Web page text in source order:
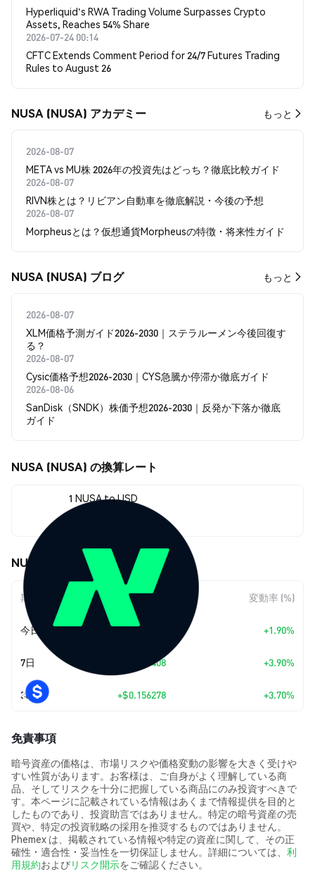
Hyperliquid's RWA Trading Volume Surpasses Crypto
Assets, Reaches 54% Share
2026-07-24 00:14
CFTC Extends Comment Period for 24/7 Futures Trading
Rules to August 26
NUSA (NUSA) アカデミー もっと
2026-08-07
META vs MU株 2026年の投資先はどっち？徹底比較ガイド
2026-08-07
RIVN株とは？リビアン自動車を徹底解説・今後の予想
2026-08-07
Morpheusとは？仮想通貨Morpheusの特徴・将来性ガイド
NUSA (NUSA) ブログ もっと
2026-08-07
XLM価格予測ガイド2026-2030｜ステラルーメン今後回復す
る？
2026-08-07
Cysic価格予想2026-2030｜CYS急騰か停滞か徹底ガイド
2026-08-06
SanDisk（SNDK）株価予想2026-2030｜反発か下落か徹底
ガイド
NUSA (NUSA) の換算レート
1 NUSA to USD
NUSA (NUSA) の価格変動
期間 金額変動 変動率 (%)
今日 +$0.081668 +1.90%
7日 $0.164408 +3.90%
30日 +$0.156278 +3.70%
免責事項
暗号資産の価格は、市場リスクや価格変動の影響を大きく受けや
すい性質があります。お客様は、ご自身がよく理解している商
品、そしてリスクを十分に把握している商品にのみ投資すべきで
す。本ページに記載されている情報はあくまで情報提供を目的と
したものであり、投資助言ではありません。特定の暗号資産の売
買や、特定の投資戦略の採用を推奨するものではありません。
Phemex は、掲載されている情報や特定の資産に関して、その正
確性・適合性・妥当性を一切保証しません。詳細については、 利
用規約およびリスク開示をご確認ください。